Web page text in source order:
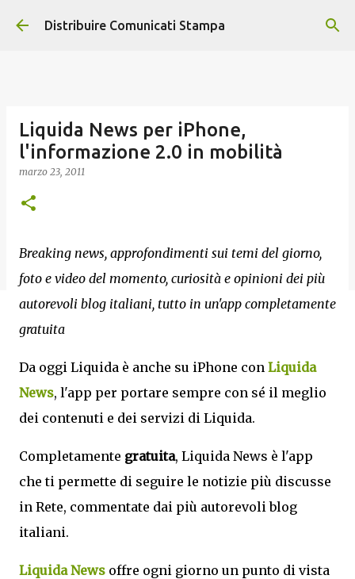
Passa ai contenuti principali
Distribuire Comunicati Stampa
Liquida News per iPhone,
l'informazione 2.0 in mobilità
marzo 23, 2011
Breaking news, approfondimenti sui temi del giorno,
foto e video del momento, curiosità e opinioni dei più
autorevoli blog italiani, tutto in un'app completamente
gratuita
Da oggi Liquida è anche su iPhone con Liquida
News, l'app per portare sempre con sé il meglio
dei contenuti e dei servizi di Liquida.
Completamente gratuita, Liquida News è l'app
che ti permette di seguire le notizie più discusse
in Rete, commentate dai più autorevoli blog
italiani.
Liquida News offre ogni giorno un punto di vista